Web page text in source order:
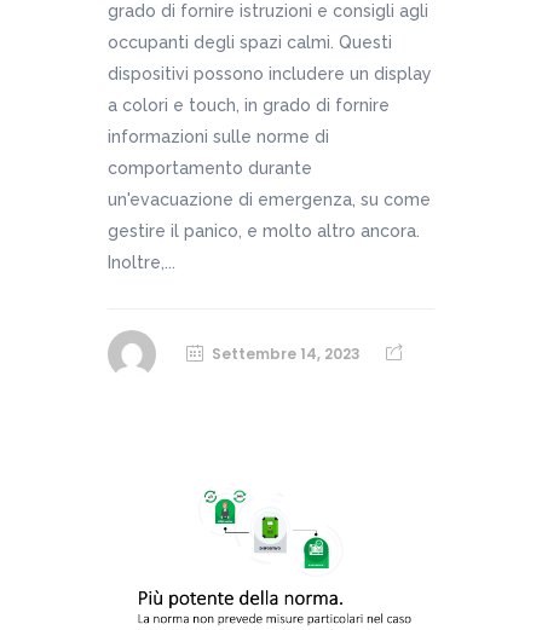
grado di fornire istruzioni e consigli agli
occupanti degli spazi calmi. Questi
dispositivi possono includere un display
a colori e touch, in grado di fornire
informazioni sulle norme di
comportamento durante
un'evacuazione di emergenza, su come
gestire il panico, e molto altro ancora.
Inoltre,...
Settembre 14, 2023